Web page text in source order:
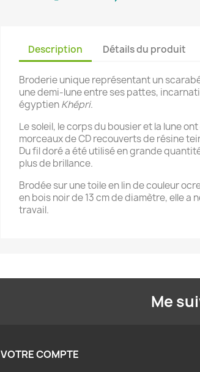
Description Détails du produit
Broderie unique représentant un
une demi-lune entre ses pattes,
égyptienKhépri.
Le soleil, le corps du bousier et la lune
morceaux de CD recouverts de résine
Du fil doré a été utilisé en grande
plus de brillance.
Brodée sur une toile en lin de couleur
en bois noir de 13 cm de diamètre, elle a
travail.
Me
VOTRE COMPTE